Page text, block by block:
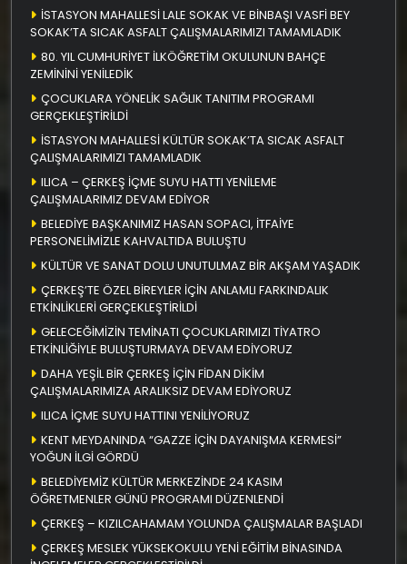
İSTASYON MAHALLESİ LALE SOKAK VE BİNBAŞI VASFİ BEY
SOKAK’TA SICAK ASFALT ÇALIŞMALARIMIZI TAMAMLADIK
80. YIL CUMHURİYET İLKÖĞRETİM OKULUNUN BAHÇE
ZEMİNİNİ YENİLEDİK
ÇOCUKLARA YÖNELİK SAĞLIK TANITIM PROGRAMI
GERÇEKLEŞTİRİLDİ
İSTASYON MAHALLESİ KÜLTÜR SOKAK’TA SICAK ASFALT
ÇALIŞMALARIMIZI TAMAMLADIK
ILICA – ÇERKEŞ İÇME SUYU HATTI YENİLEME
ÇALIŞMALARIMIZ DEVAM EDİYOR
BELEDİYE BAŞKANIMIZ HASAN SOPACI, İTFAİYE
PERSONELİMİZLE KAHVALTIDA BULUŞTU
KÜLTÜR VE SANAT DOLU UNUTULMAZ BİR AKŞAM YAŞADIK
ÇERKEŞ’TE ÖZEL BİREYLER İÇİN ANLAMLI FARKINDALIK
ETKİNLİKLERİ GERÇEKLEŞTİRİLDİ
GELECEĞİMİZİN TEMİNATI ÇOCUKLARIMIZI TİYATRO
ETKİNLİĞİYLE BULUŞTURMAYA DEVAM EDİYORUZ
DAHA YEŞİL BİR ÇERKEŞ İÇİN FİDAN DİKİM
ÇALIŞMALARIMIZA ARALIKSIZ DEVAM EDİYORUZ
ILICA İÇME SUYU HATTINI YENİLİYORUZ
KENT MEYDANINDA “GAZZE İÇİN DAYANIŞMA KERMESİ”
YOĞUN İLGİ GÖRDÜ
BELEDİYEMİZ KÜLTÜR MERKEZİNDE 24 KASIM
ÖĞRETMENLER GÜNÜ PROGRAMI DÜZENLENDİ
ÇERKEŞ – KIZILCAHAMAM YOLUNDA ÇALIŞMALAR BAŞLADI
ÇERKEŞ MESLEK YÜKSEKOKULU YENİ EĞİTİM BİNASINDA